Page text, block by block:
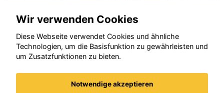
Wir verwenden Cookies
Diese Webseite verwendet Cookies und ähnliche
Technologien, um die Basisfunktion zu gewährleisten und
um Zusatzfunktionen zu bieten.
Notwendige akzeptieren